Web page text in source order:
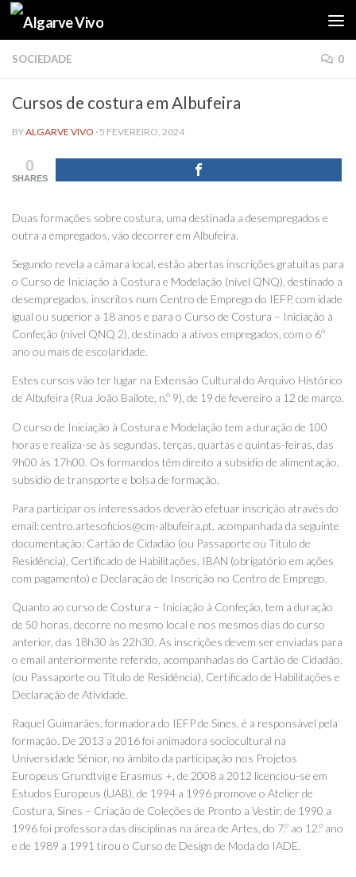
Skip to content
SOCIEDADE 0
Cursos de costura em Albufeira
BYALGARVE VIVO · 5 FEVEREIRO, 2024
0
SHARES
Duas formações sobre costura, uma destinada a desempregados e
outra a empregados, vão decorrer em Albufeira.
Segundo revela a câmara local, estão abertas inscrições gratuitas para
o Curso de Iniciação à Costura e Modelação (nível QNQ), destinado a
desempregados, inscritos num Centro de Emprego do IEFP, com idade
igual ou superior a 18 anos e para o Curso de Costura – Iniciação à
Confeção (nível QNQ 2), destinado a ativos empregados, com o 6º
ano ou mais de escolaridade.
Estes cursos vão ter lugar na Extensão Cultural do Arquivo Histórico
de Albufeira (Rua João Bailote, n.º 9), de 19 de fevereiro a 12 de março.
O curso de Iniciação à Costura e Modelação tem a duração de 100
horas e realiza-se às segundas, terças, quartas e quintas-feiras, das
9h00 às 17h00. Os formandos têm direito a subsídio de alimentação,
subsídio de transporte e bolsa de formação.
Para participar os interessados deverão efetuar inscrição através do
email: centro.artesoficios@cm-albufeira.pt, acompanhada da seguinte
documentação: Cartão de Cidadão (ou Passaporte ou Título de
Residência), Certificado de Habilitações, IBAN (obrigatório em ações
com pagamento) e Declaração de Inscrição no Centro de Emprego.
Quanto ao curso de Costura – Iniciação à Confeção, tem a duração
de 50 horas, decorre no mesmo local e nos mesmos dias do curso
anterior, das 18h30 às 22h30. As inscrições devem ser enviadas para
o email anteriormente referido, acompanhadas do Cartão de Cidadão,
(ou Passaporte ou Título de Residência), Certificado de Habilitações e
Declaração de Atividade.
Raquel Guimarães, formadora do IEFP de Sines, é a responsável pela
formação. De 2013 a 2016 foi animadora sociocultural na
Universidade Sénior, no âmbito da participação nos Projetos
Europeus Grundtvig e Erasmus +, de 2008 a 2012 licenciou-se em
Estudos Europeus (UAB), de 1994 a 1996 promove o Atelier de
Costura, Sines – Criação de Coleções de Pronto a Vestir, de 1990 a
1996 foi professora das disciplinas na área de Artes, do 7.º ao 12.º ano
e de 1989 a 1991 tirou o Curso de Design de Moda do IADE.